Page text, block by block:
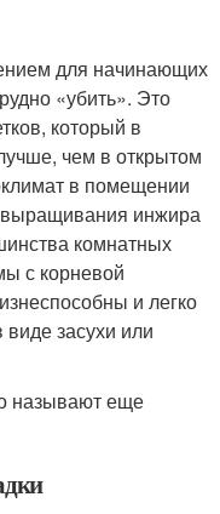
для начинающих
«убить». Это
который в
чем в открытом
в помещении
инжира
комнатных
с корневой
и легко
засухи или
называют еще